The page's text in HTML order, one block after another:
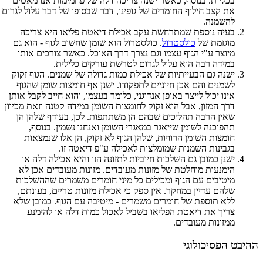
את קצב חילוף החומרים של גופינו, דבר שבסופו של דבר עלול לגרום
להשמנה.
בעיה נוספת שמתרחשת עקב אכילת דיאטת פליאו היא צריכה
מוגזמת של כולסטרול. כולסטרול הוא שומן שחשוב לגוף - הוא גם
מיוצר ע"י הגוף עצמו וגם נצרך דרך האוכל. כאשר צורכים אותו
במידה רבה הוא עלול לגרום לטרשת עורקים כלילית.
ישנה גם הבעייתיות של אכילת כמות גדולה של שמנים. הגוף זקוק
לשמנים והם אכן חיוניים לתפקודו. ישנן אף חומצות שומן שהגוף
אינו יכול לייצר באופן אנדוגני, כלומר בעצמו, והוא חייב לקבל אותן
דרך המזון, אבל הוא זקוק לחומצות השומן במידה קטנה וזאת מכיוון
שאין הרבה תהליכים שבהם הן משתתפות. לכן, בעודף שלהן הן
תהפוכנה לשומן שייאגר במאגרי השומן ואנחנו נשמין. בנוסף,
חומצות השומן הרוויות, שלהן הגוף לא זקוק, הן אלו שנמצאות
בגבינות השמנות שמומלצות לאכילה ע"פ דיאטה זו.
ישנן כמובן גם השלכות חיוביות לתזונה הזו והיא אכילה דלה או
הימנעות מוחלטת של מזונות מעובדים. מזונות מעובדים אכן לא
מיטיבים עם הגוף ומכילים כל מיני חומרים משמרים שההשלכות
שלהם עדיין במחקר. אין ספק כי אכילת מזונות טריים, בעונתם,
ללא תוספת של חומרים משמרים - מיטיבה עם הגוף. כמובן שלא
צריך את דיאטת הפליאו בשביל לאכול כמות דלה או להימנע
ממזונות מעובדים.
ההיבט הפסיכולוגי